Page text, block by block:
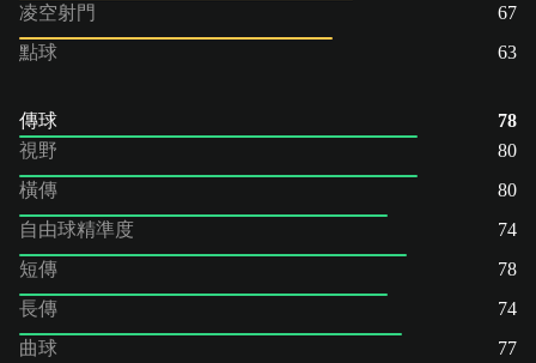
凌空射門
67
點球
63
傳球
78
視野
80
橫傳
80
自由球精準度
74
短傳
78
長傳
74
曲球
77